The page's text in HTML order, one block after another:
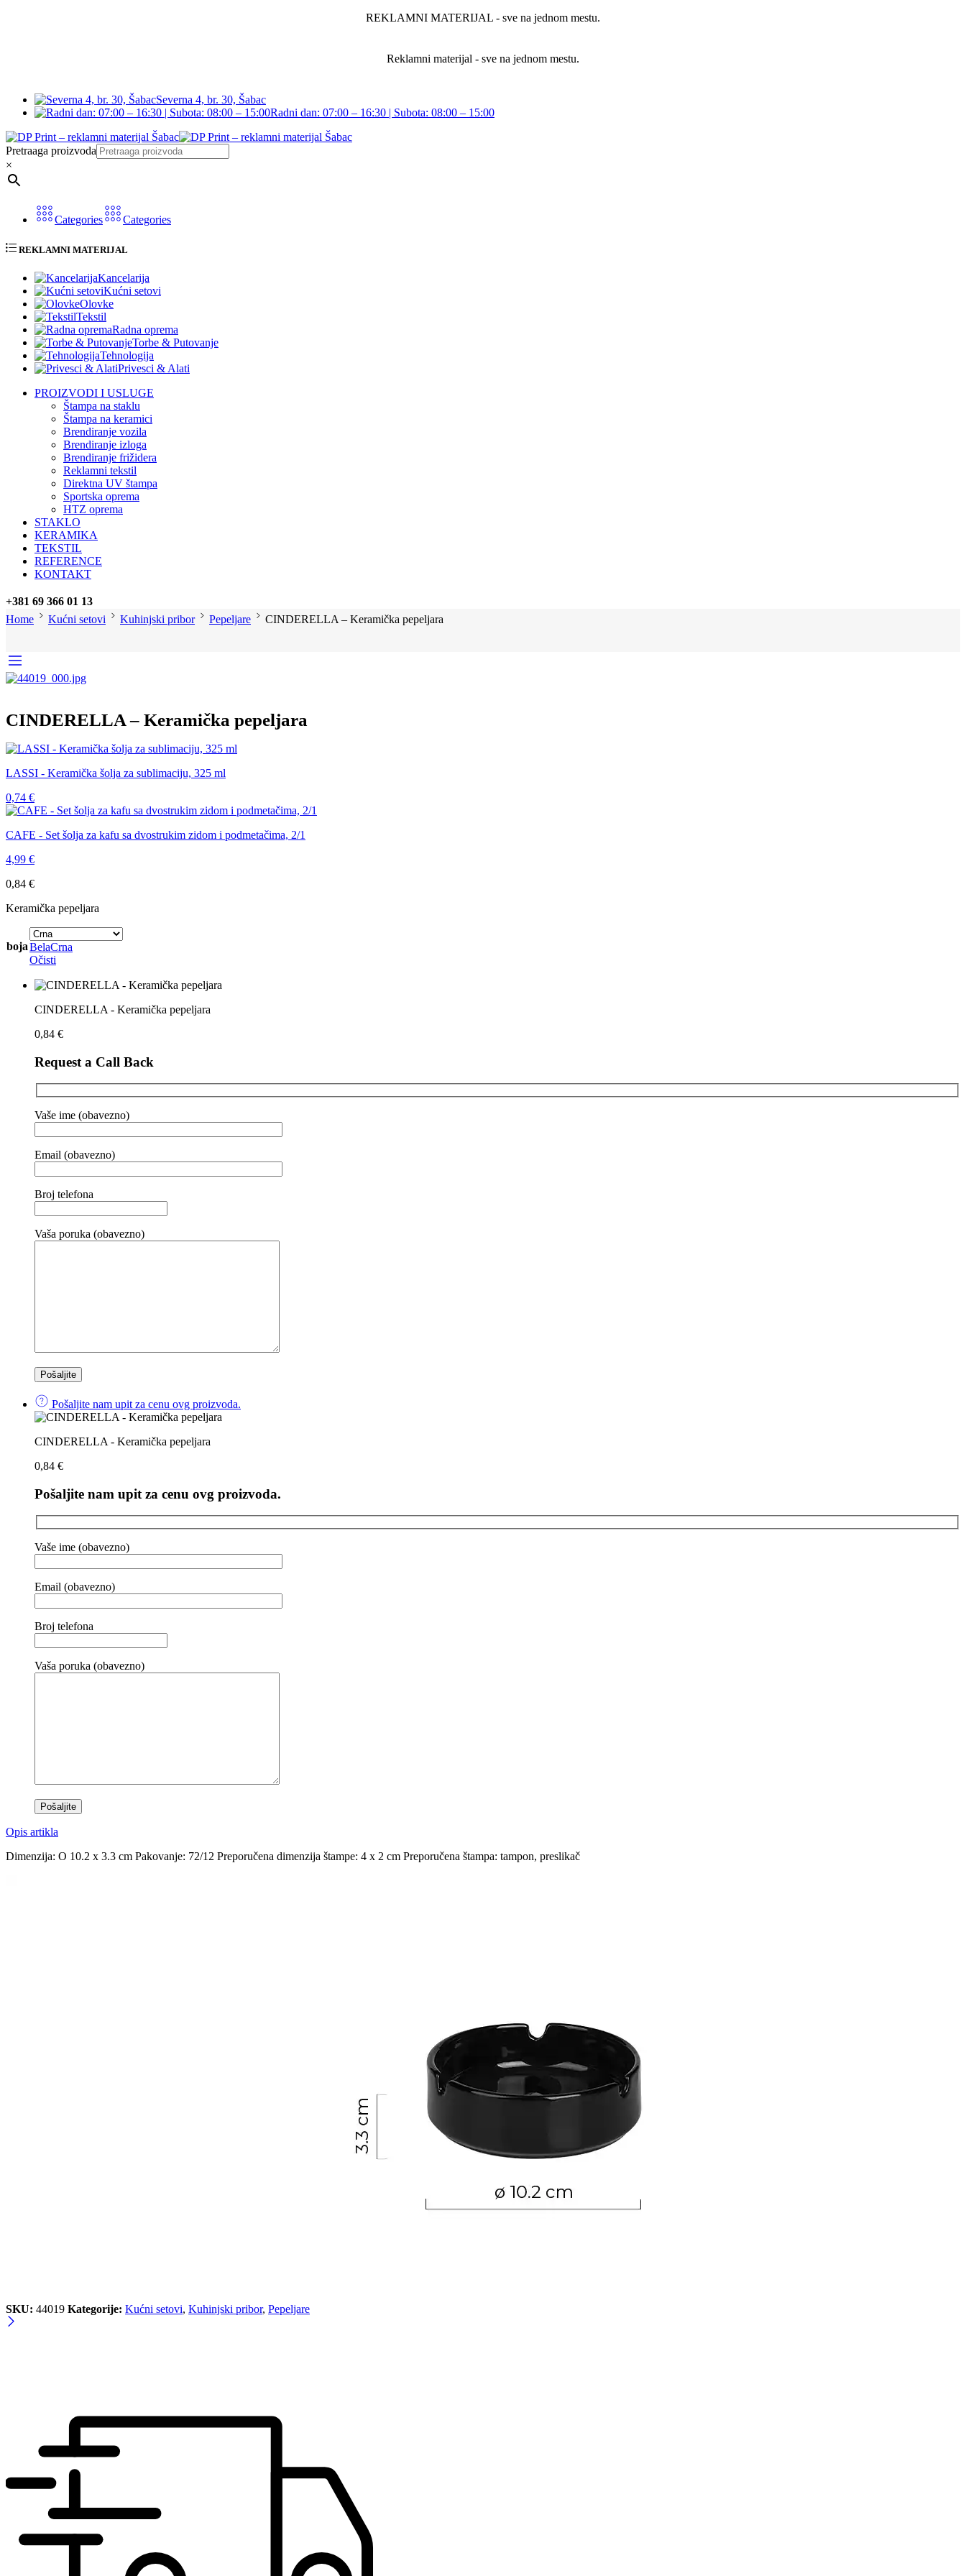
REKLAMNI MATERIJAL - sve na jednom mestu.
Reklamni materijal - sve na jednom mestu.
Severna 4, br. 30, Šabac
Radni dan: 07:00 – 16:30 | Subota: 08:00 – 15:00
Pretraaga proizvoda
×
Categories Categories
REKLAMNI MATERIJAL
Kancelarija
Kućni setovi
Olovke
Tekstil
Radna oprema
Torbe & Putovanje
Tehnologija
Privesci & Alati
PROIZVODI I USLUGE
Štampa na staklu
Štampa na keramici
Brendiranje vozila
Brendiranje izloga
Brendiranje frižidera
Reklamni tekstil
Direktna UV štampa
Sportska oprema
HTZ oprema
STAKLO
KERAMIKA
TEKSTIL
REFERENCE
KONTAKT
+381 69 366 01 13
Home
Kućni setovi Kuhinjski pribor Pepeljare CINDERELLA – Keramička pepeljara
CINDERELLA – Keramička pepeljara
LASSI - Keramička šolja za sublimaciju, 325 ml
0,74 €
CAFE - Set šolja za kafu sa dvostrukim zidom i podmetačima, 2/1
4,99 €
0,84 €
Keramička pepeljara
bojaBelaCrna
Očisti
CINDERELLA - Keramička pepeljara
0,84 €
Request a Call Back
Vaše ime (obavezno)
Email (obavezno)
Broj telefona
Vaša poruka (obavezno)
Pošaljite nam upit za cenu ovg proizvoda.
CINDERELLA - Keramička pepeljara
0,84 €
Pošaljite nam upit za cenu ovg proizvoda.
Vaše ime (obavezno)
Email (obavezno)
Broj telefona
Vaša poruka (obavezno)
Opis artikla
Dimenzija: O 10.2 x 3.3 cm Pakovanje: 72/12 Preporučena dimenzija štampe: 4 x 2 cm Preporučena štampa: tampon, preslikač
SKU: 44019 Kategorije: Kućni setovi, Kuhinjski pribor, Pepeljare